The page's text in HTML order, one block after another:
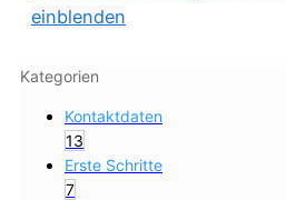
einblenden
Kategorien
Kontaktdaten
13
Erste Schritte
7